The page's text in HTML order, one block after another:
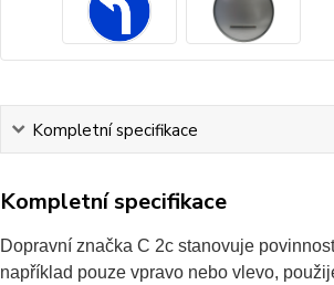
Kompletní specifikace
Kompletní specifikace
Dopravní značka C 2c stanovuje
například pouze vpravo nebo vlevo,